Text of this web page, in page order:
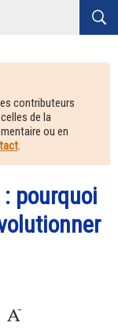
contributeurs
de la
ou en
.
pourquoi